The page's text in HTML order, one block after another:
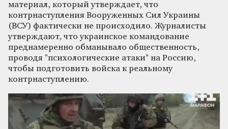
материал, который утверждает, что
контрнаступления Вооруженных Сил Украины
(ВСУ) фактически не происходило. Журналисты
утверждают, что украинское командование
преднамеренно обманывало общественность,
проводя "психологические атаки" на Россию,
чтобы подготовить войска к реальному
контрнаступлению.